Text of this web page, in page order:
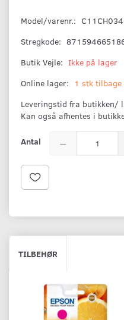
Model/varenr.:
Stregkode:
Butik Vejle: Ikke på lager
Online lager:
1 stk
Leveringstid fra butikken/
Kan også afhentes i
Antal
TILBEHØR